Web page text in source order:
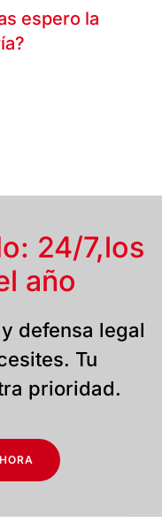
espero la
24/7,los
año
defensa legal
Tu
prioridad.